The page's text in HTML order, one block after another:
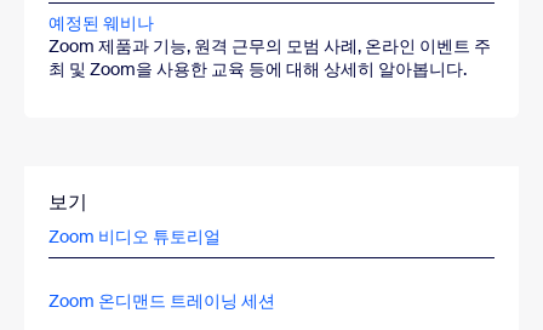
예정된 웨비나
Zoom 제품과 기능, 원격 근무의 모범 사례, 온라인 이벤트 주
최 및 Zoom을 사용한 교육 등에 대해 상세히 알아봅니다.
보기
Zoom 비디오 튜토리얼
Zoom 온디맨드 트레이닝 세션